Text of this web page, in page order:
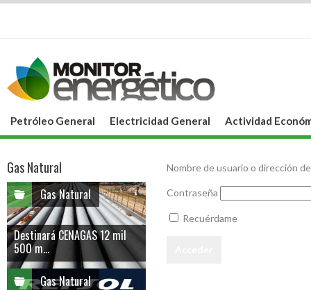
Petróleo General Electricidad General Actividad
Nombre de usuario o dirección
Contraseña
Recuérdame
Gas Natural
Gas Natural
Destinará CENAGAS 12 mil
500 m...
Gas Natural